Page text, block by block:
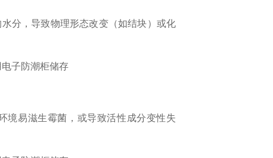
分，导致物理形态改变（如结块）或化
境易滋生霉菌，或导致活性成分变性失